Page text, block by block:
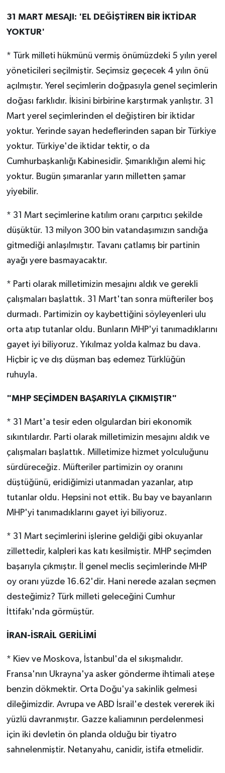
31 MART MESAJI: 'EL DEĞİŞTİREN BİR İKTİDAR
YOKTUR'
* Türk milleti hükmünü vermiş önümüzdeki 5 yılın yerel
yöneticileri seçilmiştir. Seçimsiz geçecek 4 yılın önü
açılmıştır. Yerel seçimlerin doğpasıyla genel seçimlerin
doğası farklıdır. İkisini birbirine karştırmak yanlıştır. 31
Mart yerel seçimlerinden el değiştiren bir iktidar
yoktur. Yerinde sayan hedeflerinden sapan bir Türkiye
yoktur. Türkiye'de iktidar tektir, o da
Cumhurbaşkanlığı Kabinesidir. Şımarıklığın alemi hiç
yoktur. Bugün şımaranlar yarın milletten şamar
yiyebilir.
* 31 Mart seçimlerine katılım oranı çarpıtıcı şekilde
düşüktür. 13 milyon 300 bin vatandaşımızın sandığa
gitmediği anlaşılmıştır. Tavanı çatlamış bir partinin
ayağı yere basmayacaktır.
* Parti olarak milletimizin mesajını aldık ve gerekli
çalışmaları başlattık. 31 Mart'tan sonra müfteriler boş
durmadı. Partimizin oy kaybettiğini söyleyenleri ulu
orta atıp tutanlar oldu. Bunların MHP'yi tanımadıklarını
gayet iyi biliyoruz. Yıkılmaz yolda kalmaz bu dava.
Hiçbir iç ve dış düşman baş edemez Türklüğün
ruhuyla.
"MHP SEÇİMDEN BAŞARIYLA ÇIKMIŞTIR"
* 31 Mart'a tesir eden olgulardan biri ekonomik
sıkıntılardır. Parti olarak milletimizin mesajını aldık ve
çalışmaları başlattık. Milletimize hizmet yolculuğunu
sürdüreceğiz. Müfteriler partimizin oy oranını
düştüğünü, eridiğimizi utanmadan yazanlar, atıp
tutanlar oldu. Hepsini not ettik. Bu bay ve bayanların
MHP'yi tanımadıklarını gayet iyi biliyoruz.
* 31 Mart seçimlerini işlerine geldiği gibi okuyanlar
zillettedir, kalpleri kas katı kesilmiştir. MHP seçimden
başarıyla çıkmıştır. İl genel meclis seçimlerinde MHP
oy oranı yüzde 16.62'dir. Hani nerede azalan seçmen
desteğimiz? Türk milleti geleceğini Cumhur
İttifakı'nda görmüştür.
İRAN-İSRAİL GERİLİMİ
* Kiev ve Moskova, İstanbul'da el sıkışmalıdır.
Fransa'nın Ukrayna'ya asker gönderme ihtimali ateşe
benzin dökmektir. Orta Doğu'ya sakinlik gelmesi
dileğimizdir. Avrupa ve ABD İsrail'e destek vererek iki
yüzlü davranmıştır. Gazze kaliamının perdelenmesi
için iki devletin ön planda olduğu bir tiyatro
sahnelenmiştir. Netanyahu, canidir, istifa etmelidir.